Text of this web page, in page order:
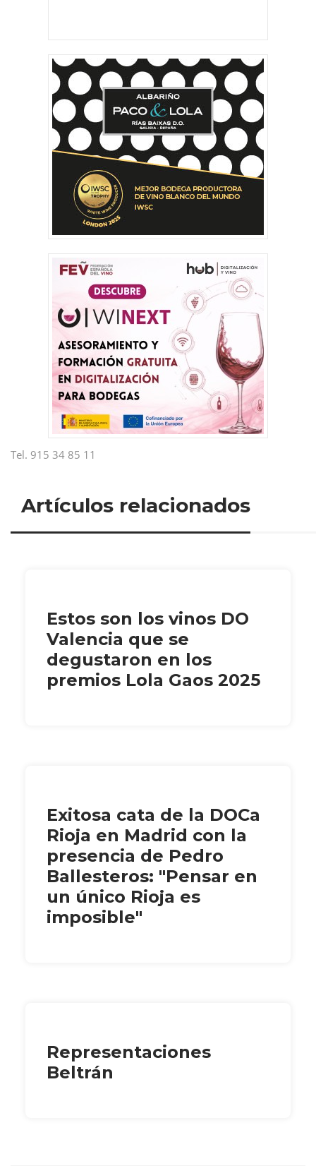
Tel. 915 34 85 11
Artículos relacionados
Estos son los vinos DO
Valencia que se
degustaron en los
premios Lola Gaos 2025
Exitosa cata de la DOCa
Rioja en Madrid con la
presencia de Pedro
Ballesteros: "Pensar en
un único Rioja es
imposible"
Representaciones
Beltrán